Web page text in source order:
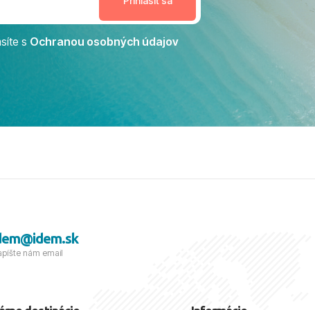
Life Jacaranda môžeme s čistým
odporučiť každému, kto hľadá
dovolenku na vysokej
Všetko bolo zabezpečené na
kam s nami vyrazíte nabudúce!
za skvelé spomienky. ​S
a prianím mnohých ďalších
s Ochranou osobných údajov
nám email